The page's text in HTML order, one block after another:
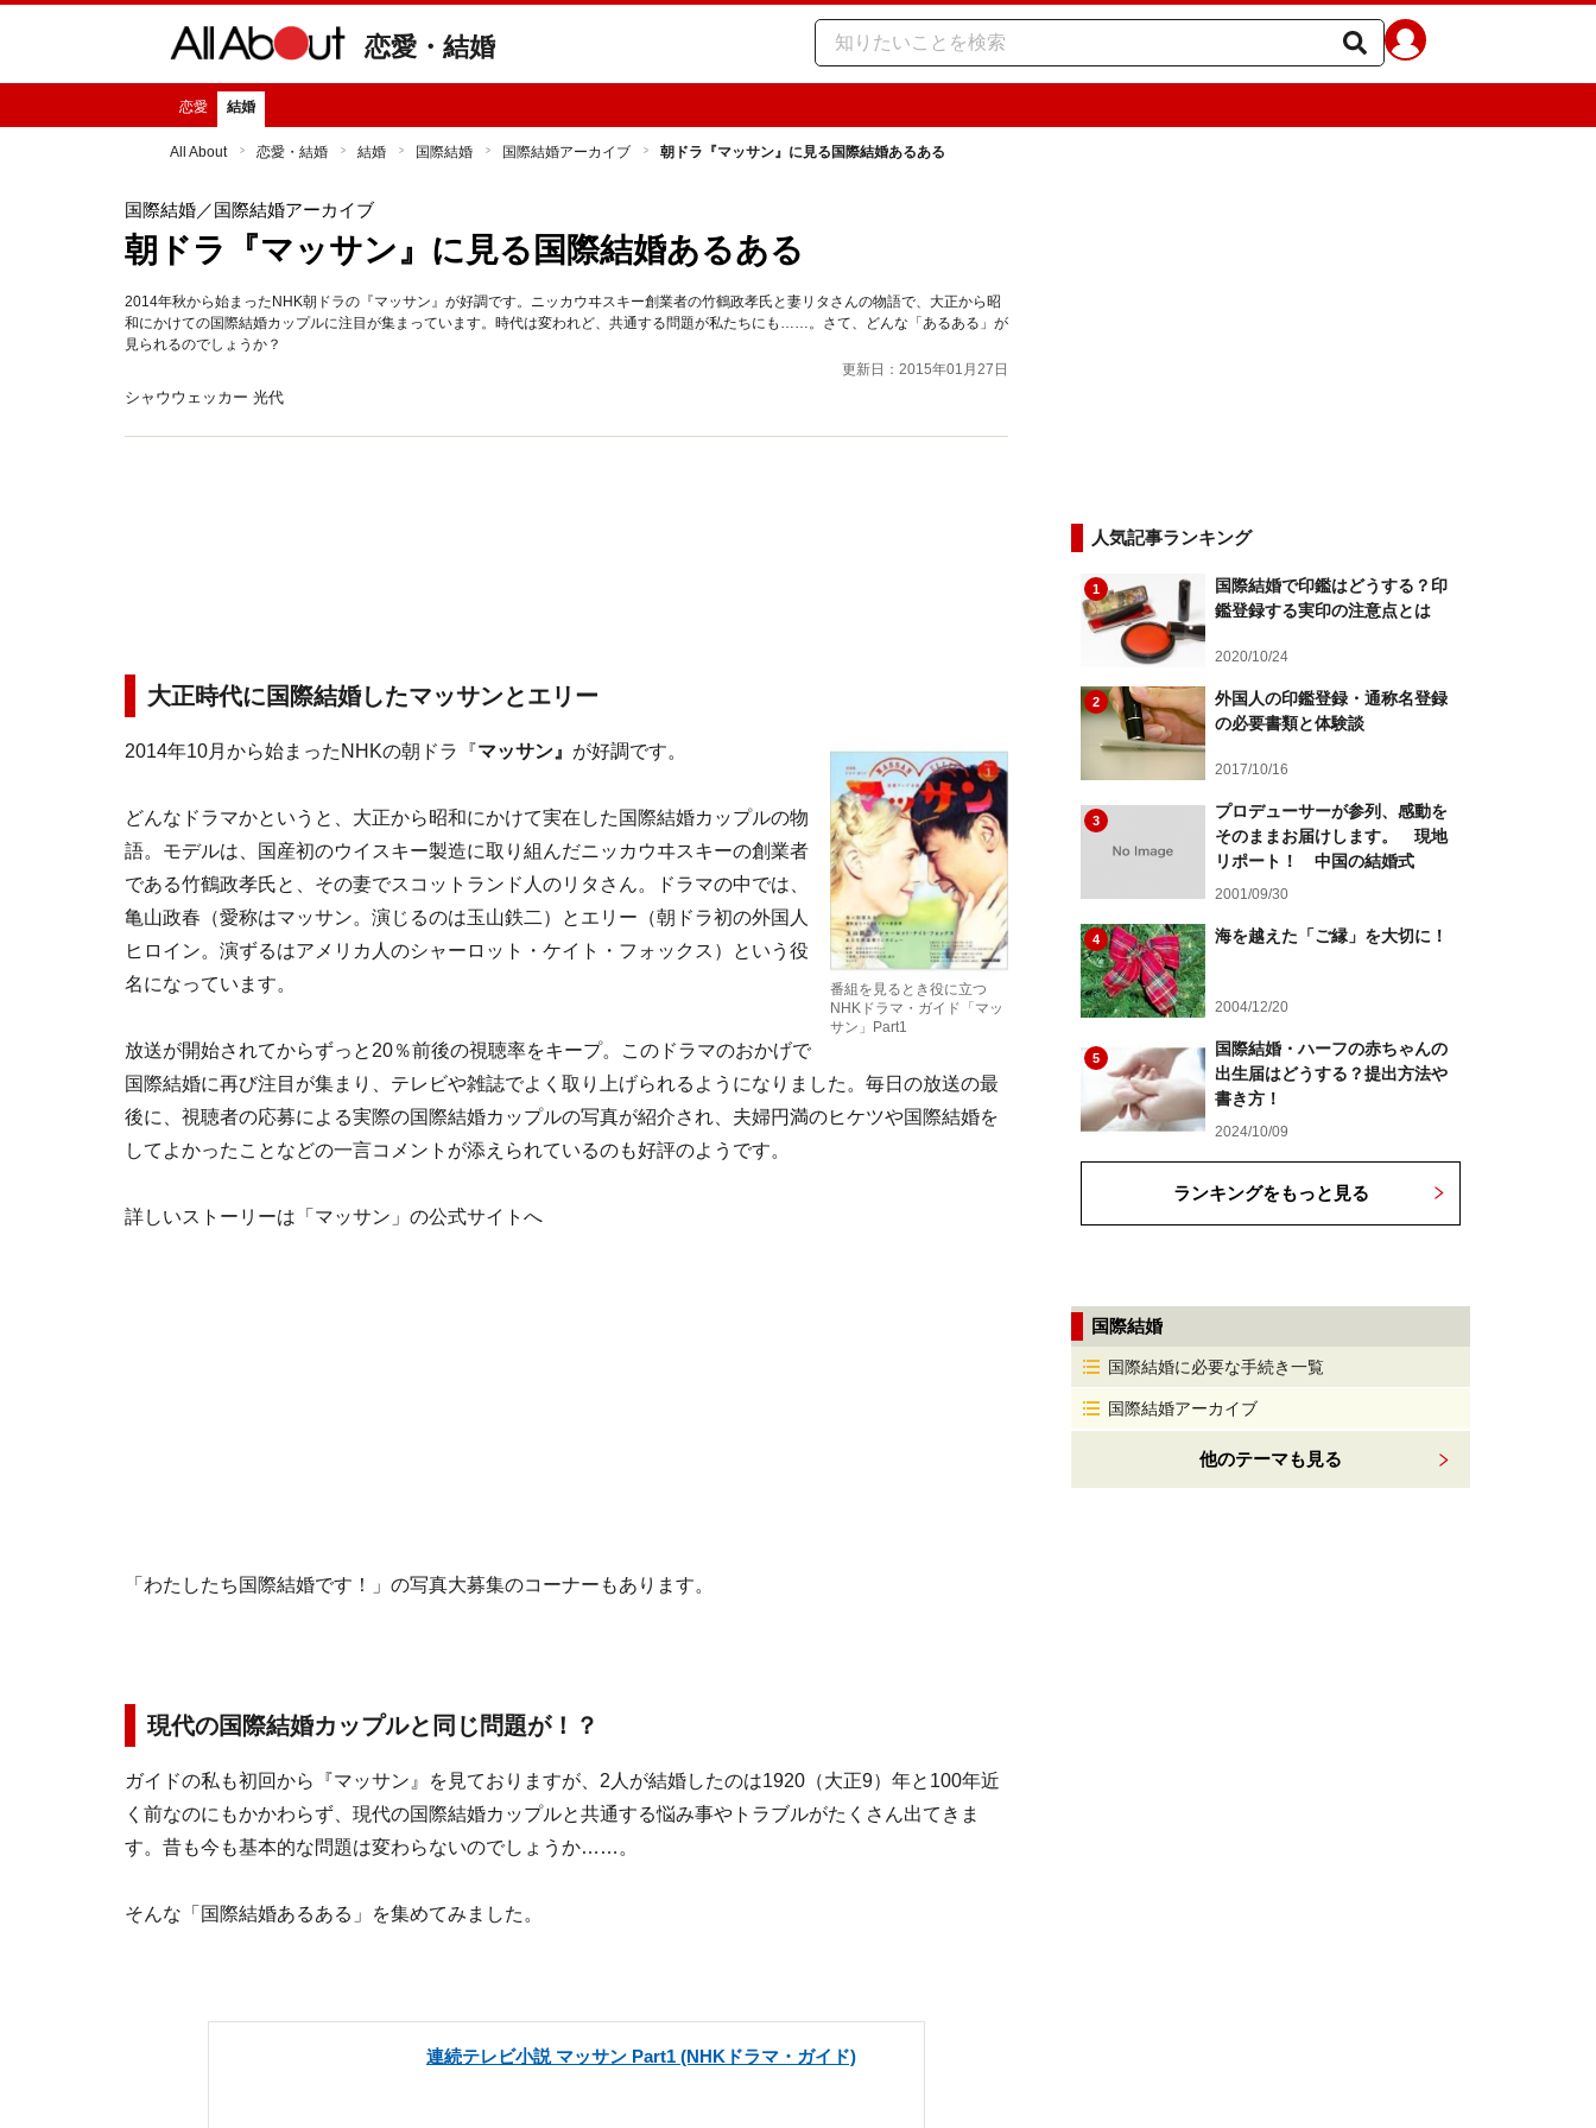
恋愛・結婚
恋愛 結婚
All About 恋愛・結婚 結婚 国際結婚 国際結婚アーカイブ 朝ドラ『マッサン』に見る国際結婚あるある
国際結婚／国際結婚アーカイブ
朝ドラ『マッサン』に見る国際結婚あるある
2014年秋から始まったNHK朝ドラの『マッサン』が好調です。ニッカウヰスキー創業者の竹鶴政孝氏と妻リタさんの物語で、大正から昭
和にかけての国際結婚カップルに注目が集まっています。時代は変われど、共通する問題が私たちにも……。さて、どんな「あるある」が
見られるのでしょうか？
更新日：2015年01月27日
シャウウェッカー 光代
大正時代に国際結婚したマッサンとエリー
番組を見るとき役に立つ
NHKドラマ・ガイド「マッ
サン」Part1
2014年10月から始まったNHKの朝ドラ『マッサン』 が好調です。
どんなドラマかというと、大正から昭和にかけて実在した国際結婚カップルの物
語。モデルは、国産初のウイスキー製造に取り組んだニッカウヰスキーの創業者
である竹鶴政孝氏と、その妻でスコットランド人のリタさん。ドラマの中では、
亀山政春（愛称はマッサン。演じるのは玉山鉄二）とエリー（朝ドラ初の外国人
ヒロイン。演ずるはアメリカ人のシャーロット・ケイト・フォックス）という役
名になっています。
放送が開始されてからずっと20％前後の視聴率をキープ。このドラマのおかげで
国際結婚に再び注目が集まり、テレビや雑誌でよく取り上げられるようになりました。毎日の放送の最
後に、視聴者の応募による実際の国際結婚カップルの写真が紹介され、夫婦円満のヒケツや国際結婚を
してよかったことなどの一言コメントが添えられているのも好評のようです。
詳しいストーリーは「マッサン」の公式サイトへ
「わたしたち国際結婚です！」の写真大募集のコーナーもあります。
現代の国際結婚カップルと同じ問題が！？
ガイドの私も初回から『マッサン』を見ておりますが、2人が結婚したのは1920（大正9）年と100年近
く前なのにもかかわらず、現代の国際結婚カップルと共通する悩み事やトラブルがたくさん出てきま
す。昔も今も基本的な問題は変わらないのでしょうか……。
そんな「国際結婚あるある」を集めてみました。
連続テレビ小説 マッサン Part1 (NHKドラマ・ガイド)
人気記事ランキング
1
国際結婚で印鑑はどうする？印
鑑登録する実印の注意点とは
2020/10/24
2
外国人の印鑑登録・通称名登録
の必要書類と体験談
2017/10/16
3
プロデューサーが参列、感動を
そのままお届けします。 現地
リポート！ 中国の結婚式
2001/09/30
4 海を越えた「ご縁」を大切に！
2004/12/20
5
国際結婚・ハーフの赤ちゃんの
出生届はどうする？提出方法や
書き方！
2024/10/09
ランキングをもっと見る
国際結婚
国際結婚に必要な手続き一覧
国際結婚アーカイブ
他のテーマも見る